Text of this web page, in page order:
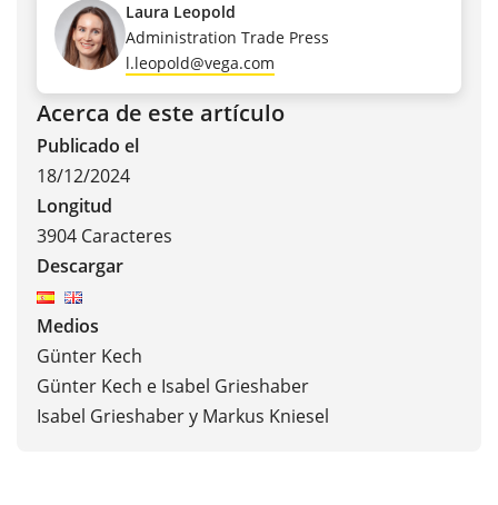
Laura Leopold
Administration Trade Press
l.leopold@vega.com
Acerca de este artículo
Publicado el
18/12/2024
Longitud
3904 Caracteres
Descargar
Medios
Günter Kech
Günter Kech e Isabel Grieshaber
Isabel Grieshaber y Markus Kniesel